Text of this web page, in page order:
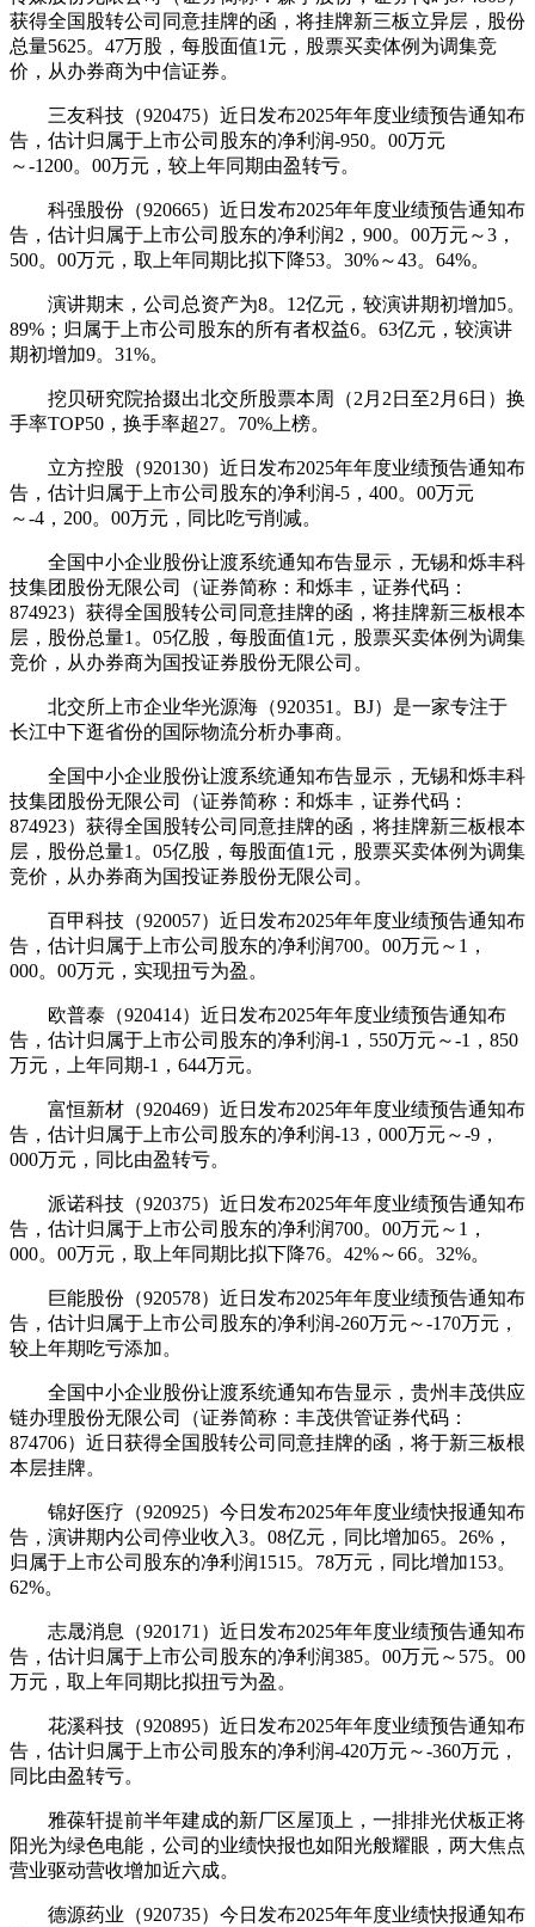
获得全国股转公司同意挂牌的函，将挂牌新三板立异层，股份
总量5625。47万股，每股面值1元，股票买卖体例为调集竞
价，从办券商为中信证券。
三友科技（920475）近日发布2025年年度业绩预告通知布
告，估计归属于上市公司股东的净利润-950。00万元
～-1200。00万元，较上年同期由盈转亏。
科强股份（920665）近日发布2025年年度业绩预告通知布
告，估计归属于上市公司股东的净利润2，900。00万元～3，
500。00万元，取上年同期比拟下降53。30%～43。64%。
演讲期末，公司总资产为8。12亿元，较演讲期初增加5。
89%；归属于上市公司股东的所有者权益6。63亿元，较演讲
期初增加9。31%。
挖贝研究院拾掇出北交所股票本周（2月2日至2月6日）换
手率TOP50，换手率超27。70%上榜。
立方控股（920130）近日发布2025年年度业绩预告通知布
告，估计归属于上市公司股东的净利润-5，400。00万元
～-4，200。00万元，同比吃亏削减。
全国中小企业股份让渡系统通知布告显示，无锡和烁丰科
技集团股份无限公司（证券简称：和烁丰，证券代码：
874923）获得全国股转公司同意挂牌的函，将挂牌新三板根本
层，股份总量1。05亿股，每股面值1元，股票买卖体例为调集
竞价，从办券商为国投证券股份无限公司。
北交所上市企业华光源海（920351。BJ）是一家专注于
长江中下逛省份的国际物流分析办事商。
全国中小企业股份让渡系统通知布告显示，无锡和烁丰科
技集团股份无限公司（证券简称：和烁丰，证券代码：
874923）获得全国股转公司同意挂牌的函，将挂牌新三板根本
层，股份总量1。05亿股，每股面值1元，股票买卖体例为调集
竞价，从办券商为国投证券股份无限公司。
百甲科技（920057）近日发布2025年年度业绩预告通知布
告，估计归属于上市公司股东的净利润700。00万元～1，
000。00万元，实现扭亏为盈。
欧普泰（920414）近日发布2025年年度业绩预告通知布
告，估计归属于上市公司股东的净利润-1，550万元～-1，850
万元，上年同期-1，644万元。
富恒新材（920469）近日发布2025年年度业绩预告通知布
告，估计归属于上市公司股东的净利润-13，000万元～-9，
000万元，同比由盈转亏。
派诺科技（920375）近日发布2025年年度业绩预告通知布
告，估计归属于上市公司股东的净利润700。00万元～1，
000。00万元，取上年同期比拟下降76。42%～66。32%。
巨能股份（920578）近日发布2025年年度业绩预告通知布
告，估计归属于上市公司股东的净利润-260万元～-170万元，
较上年期吃亏添加。
全国中小企业股份让渡系统通知布告显示，贵州丰茂供应
链办理股份无限公司（证券简称：丰茂供管证券代码：
874706）近日获得全国股转公司同意挂牌的函，将于新三板根
本层挂牌。
锦好医疗（920925）今日发布2025年年度业绩快报通知布
告，演讲期内公司停业收入3。08亿元，同比增加65。26%，
归属于上市公司股东的净利润1515。78万元，同比增加153。
62%。
志晟消息（920171）近日发布2025年年度业绩预告通知布
告，估计归属于上市公司股东的净利润385。00万元～575。00
万元，取上年同期比拟扭亏为盈。
花溪科技（920895）近日发布2025年年度业绩预告通知布
告，估计归属于上市公司股东的净利润-420万元～-360万元，
同比由盈转亏。
雅葆轩提前半年建成的新厂区屋顶上，一排排光伏板正将
阳光为绿色电能，公司的业绩快报也如阳光般耀眼，两大焦点
营业驱动营收增加近六成。
德源药业（920735）今日发布2025年年度业绩快报通知布